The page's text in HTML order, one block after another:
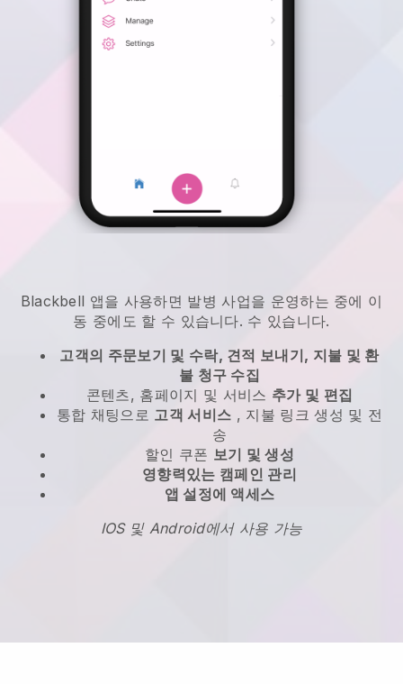
Blackbell 앱을 사용하면 발병 사업을 운영하는 중에 이
동 중에도 할 수 있습니다. 수 있습니다.
고객의 주문보기 및 수락, 견적 보내기, 지불 및 환
불 청구 수집
콘텐츠, 홈페이지 및 서비스 추가 및 편집
통합 채팅으로 고객 서비스 , 지불 링크 생성 및 전
송
할인 쿠폰 보기 및 생성
영향력있는 캠페인 관리
앱 설정에 액세스
IOS 및 Android에서 사용 가능